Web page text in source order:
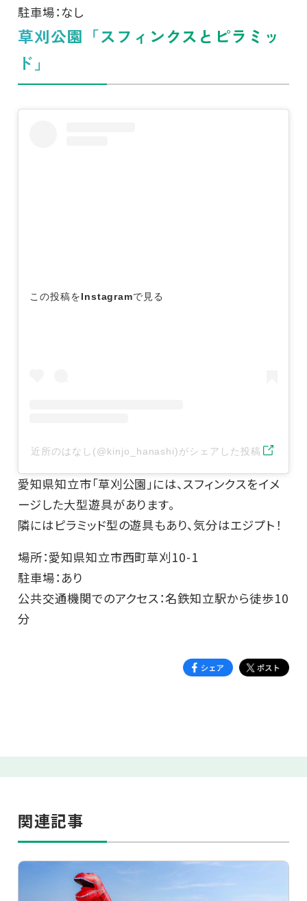
駐車場：なし
草刈公園「スフィンクスとピラミッ
ド」
この投稿をInstagramで見る
近所のはなし(@kinjo_hanashi)がシェアした投稿
愛知県知立市「草刈公園」には、スフィンクスをイメ
ージした大型遊具があります。
隣にはピラミッド型の遊具もあり、気分はエジプト！
場所：愛知県知立市西町草刈10-1
駐車場：あり
公共交通機関でのアクセス：名鉄知立駅から徒歩10
分
関連記事